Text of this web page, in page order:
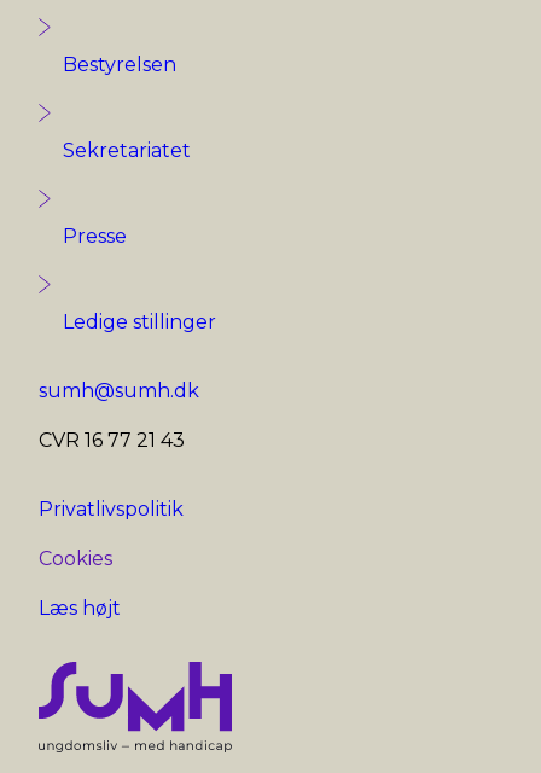
Bestyrelsen
Sekretariatet
Presse
Ledige stillinger
sumh@sumh.dk
CVR 16 77 21 43
Privatlivspolitik
Cookies
Læs højt